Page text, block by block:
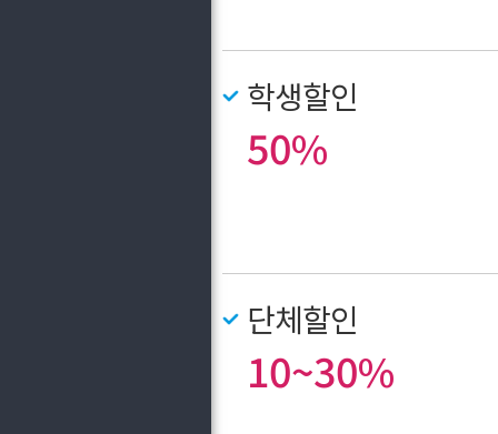
학생할인
50%
단체할인
10~30%